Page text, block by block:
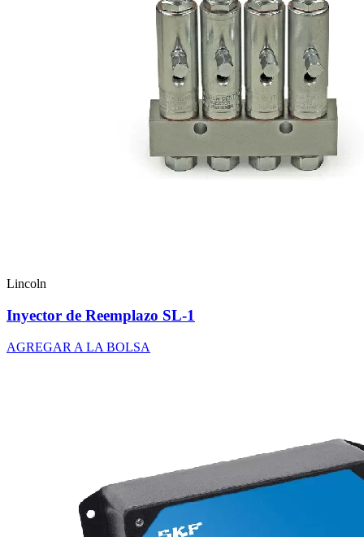
Lincoln
Inyector de Reemplazo SL-1
AGREGAR A LA BOLSA